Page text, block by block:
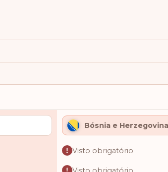
Bósnia e Herzegovina
Visto obrigatório